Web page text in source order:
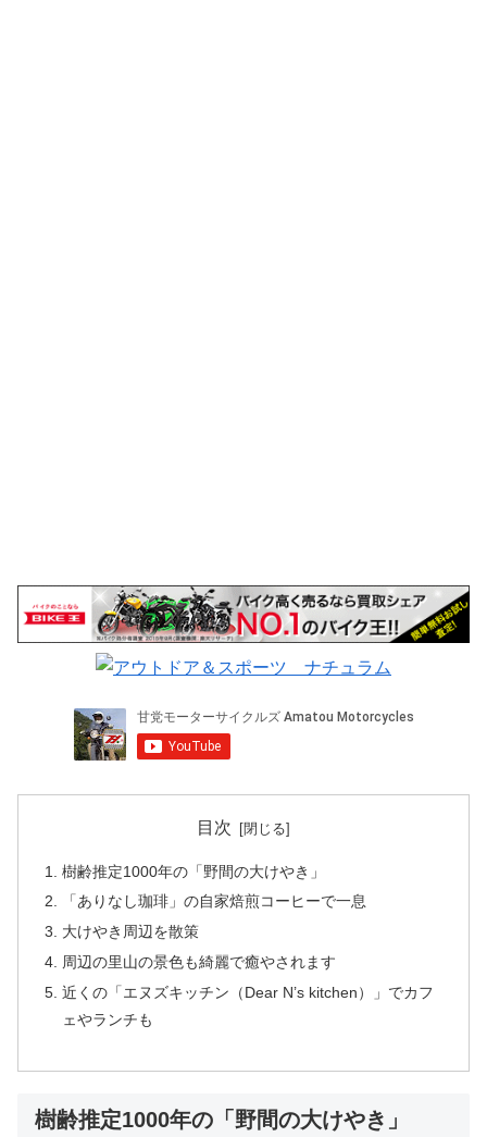
目次
樹齢推定1000年の「野間の大けやき」
「ありなし珈琲」の自家焙煎コーヒーで一息
大けやき周辺を散策
周辺の里山の景色も綺麗で癒やされます
近くの「エヌズキッチン（Dear N’s kitchen）」でカフ
ェやランチも
樹齢推定1000年の「野間の大けやき」